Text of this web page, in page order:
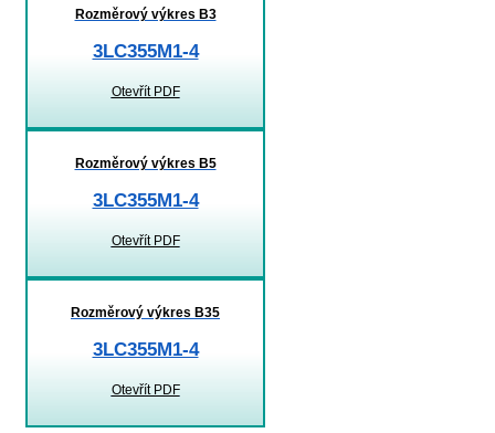
Rozměrový výkres B3
3LC355M1-4
Otevřít PDF
Rozměrový výkres B5
3LC355M1-4
Otevřít PDF
Rozměrový výkres B35
3LC355M1-4
Otevřít PDF